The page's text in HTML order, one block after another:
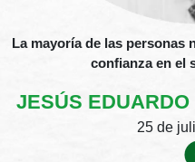
La mayoría de las personas
confianza en el
JESÚS
25 de